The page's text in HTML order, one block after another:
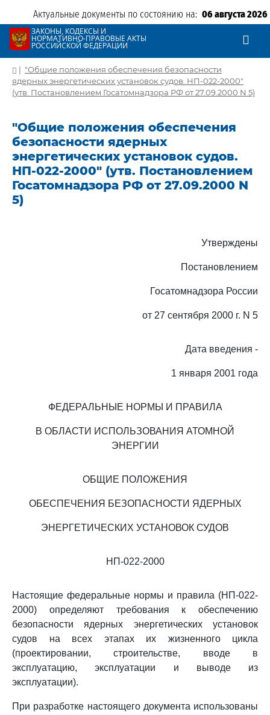
Актуальные документы по состоянию на: 06 августа 2026
ЗАКОНЫ, КОДЕКСЫ И
НОРМАТИВНО-ПРАВОВЫЕ АКТЫ
РОССИЙСКОЙ ФЕДЕРАЦИИ
| "Общие положения обеспечения безопасности
ядерных энергетических установок судов. НП-022-2000"
(утв. Постановлением Госатомнадзора РФ от 27.09.2000 N 5)
"Общие положения обеспечения
безопасности ядерных
энергетических установок судов.
НП-022-2000" (утв. Постановлением
Госатомнадзора РФ от 27.09.2000 N
5)
Утверждены
Постановлением
Госатомнадзора России
от 27 сентября 2000 г. N 5
Дата введения -
1 января 2001 года
ФЕДЕРАЛЬНЫЕ НОРМЫ И ПРАВИЛА
В ОБЛАСТИ ИСПОЛЬЗОВАНИЯ АТОМНОЙ
ЭНЕРГИИ
ОБЩИЕ ПОЛОЖЕНИЯ
ОБЕСПЕЧЕНИЯ БЕЗОПАСНОСТИ ЯДЕРНЫХ
ЭНЕРГЕТИЧЕСКИХ УСТАНОВОК СУДОВ
НП-022-2000
Настоящие федеральные нормы и правила (НП-022-
2000) определяют требования к обеспечению
безопасности ядерных энергетических установок
судов на всех этапах их жизненного цикла
(проектировании, строительстве, вводе в
эксплуатацию, эксплуатации и выводе из
эксплуатации).
При разработке настоящего документа использованы